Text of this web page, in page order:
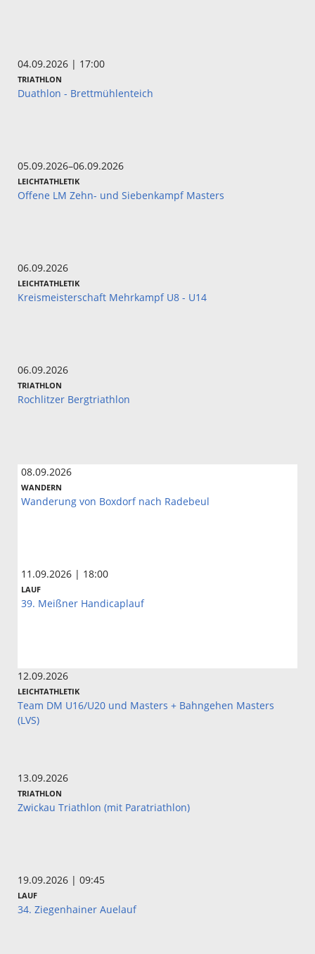
04.09.2026 | 17:00
TRIATHLON
Duathlon - Brettmühlenteich
05.09.2026–06.09.2026
LEICHTATHLETIK
Offene LM Zehn- und Siebenkampf Masters
06.09.2026
LEICHTATHLETIK
Kreismeisterschaft Mehrkampf U8 - U14
06.09.2026
TRIATHLON
Rochlitzer Bergtriathlon
08.09.2026
WANDERN
Wanderung von Boxdorf nach Radebeul
11.09.2026 | 18:00
LAUF
39. Meißner Handicaplauf
12.09.2026
LEICHTATHLETIK
Team DM U16/U20 und Masters + Bahngehen Masters
(LVS)
13.09.2026
TRIATHLON
Zwickau Triathlon (mit Paratriathlon)
19.09.2026 | 09:45
LAUF
34. Ziegenhainer Auelauf